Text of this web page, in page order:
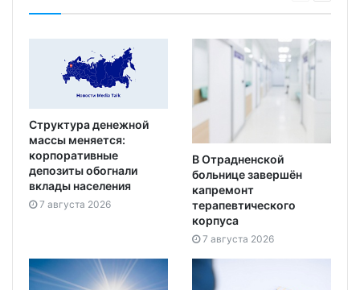
Структура денежной
массы меняется:
корпоративные
депозиты обогнали
вклады населения
7 августа 2026
В Отрадненской
больнице завершён
капремонт
терапевтического
корпуса
7 августа 2026